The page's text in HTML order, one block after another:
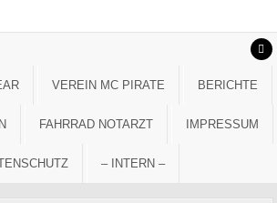
VEREIN MC PIRATE BERICHTE
FAHRRAD NOTARZT IMPRESSUM
– INTERN –